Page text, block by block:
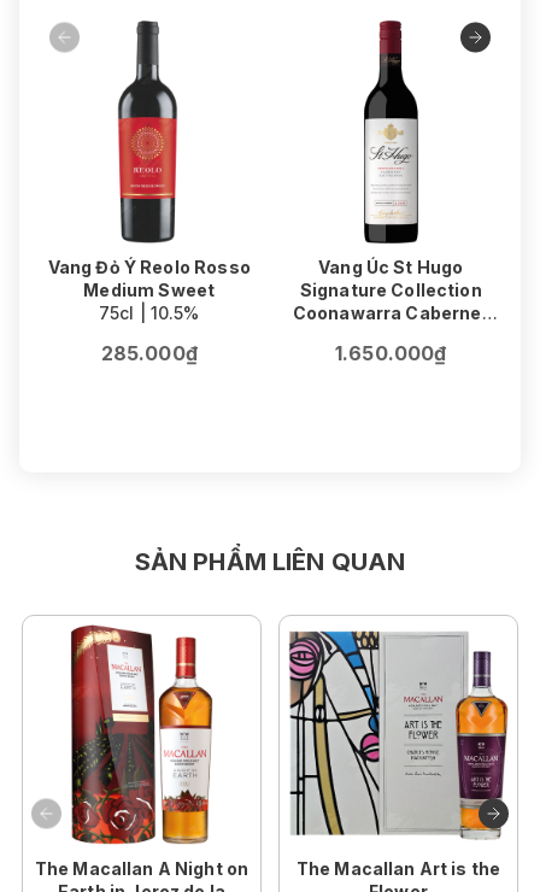
Vang Đỏ Ý Reolo Rosso
Medium Sweet
75cl | 10.5%
285.000₫
Vang Úc St Hugo
Signature Collection
Coonawarra Cabernet
75cl | 14.5%
1.650.000₫
SẢN PHẨM LIÊN QUAN
The Macallan A Night on
The Macallan Art is the